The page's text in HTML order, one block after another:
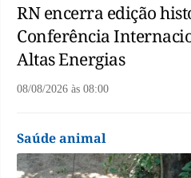
RN encerra edição
Conferência
Altas Energias
08/08/2026 às 08:00
Saúde animal